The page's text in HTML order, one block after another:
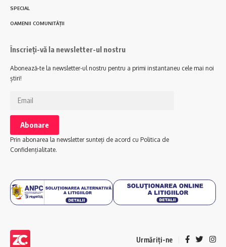
SPECIAL
OAMENII COMUNITĂȚII
Înscrieți-vă la newsletter-ul nostru
Abonează-te la newsletter-ul nostru pentru a primi instantaneu cele mai noi
știri!
Prin abonarea la newsletter sunteți de acord cu Politica de
Confidențialitate.
Urmăriți-ne